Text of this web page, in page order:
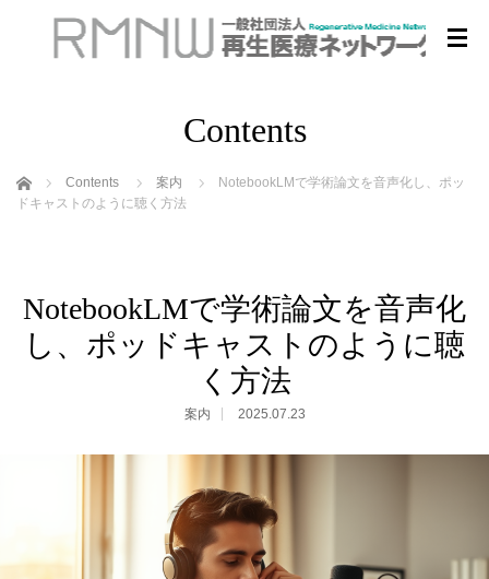
Contents
ホーム Contents 案内
NotebookLMで学術論文を音声化し、ポッ
ドキャストのように聴く方法
NotebookLMで学術論文を音声化
し、ポッドキャストのように聴
く方法
案内 2025.07.23